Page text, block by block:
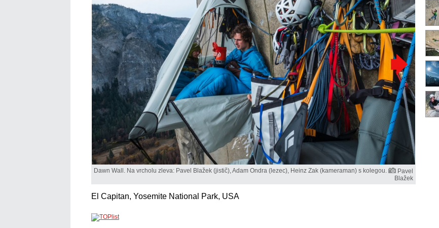
Dawn Wall. Na vrcholu zleva: Pavel Blažek (jistič), Adam Ondra (lezec), Heinz Zak (kameraman) s kolegou.
Pavel
Blažek
El Capitan, Yosemite National Park, USA